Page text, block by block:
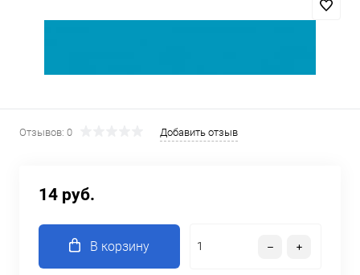
Отзывов: 0 Добавить отзыв
14 руб.
В корзину